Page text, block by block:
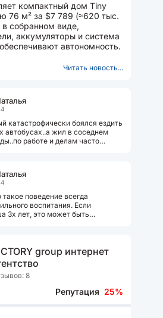
компактный дом Tiny
76 м² за $7 789 (≈620 тыс.
в собранном виде,
аккумуляторы и система
автономность.
Читать новость...
катастрофически боялся ездить
автобусах..а жил в соседнем
работе и делам часто
поведение всегда
воспитания. Если
3х лет, это может быть
group интернет
8
Репутация 25%